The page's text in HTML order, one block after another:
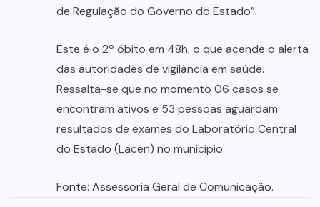
de Regulação do Governo do Estado”.
Este é o 2º óbito em 48h, o que acende o alerta
das autoridades de vigilância em saúde.
Ressalta-se que no momento 06 casos se
encontram ativos e 53 pessoas aguardam
resultados de exames do Laboratório Central
do Estado (Lacen) no município.
Fonte: Assessoria Geral de Comunicação.